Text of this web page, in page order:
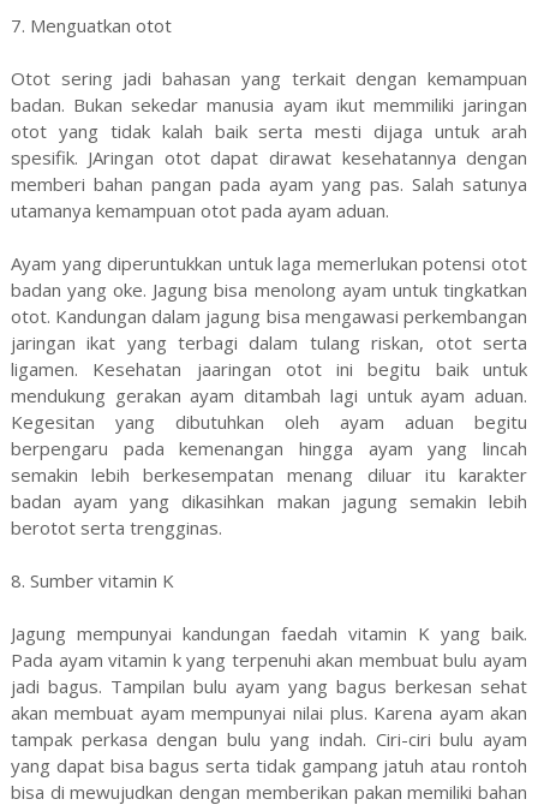
7. Menguatkan otot
Otot sering jadi bahasan yang terkait dengan kemampuan
badan. Bukan sekedar manusia ayam ikut memmiliki jaringan
otot yang tidak kalah baik serta mesti dijaga untuk arah
spesifik. JAringan otot dapat dirawat kesehatannya dengan
memberi bahan pangan pada ayam yang pas. Salah satunya
utamanya kemampuan otot pada ayam aduan.
Ayam yang diperuntukkan untuk laga memerlukan potensi otot
badan yang oke. Jagung bisa menolong ayam untuk tingkatkan
otot. Kandungan dalam jagung bisa mengawasi perkembangan
jaringan ikat yang terbagi dalam tulang riskan, otot serta
ligamen. Kesehatan jaaringan otot ini begitu baik untuk
mendukung gerakan ayam ditambah lagi untuk ayam aduan.
Kegesitan yang dibutuhkan oleh ayam aduan begitu
berpengaru pada kemenangan hingga ayam yang lincah
semakin lebih berkesempatan menang diluar itu karakter
badan ayam yang dikasihkan makan jagung semakin lebih
berotot serta trengginas.
8. Sumber vitamin K
Jagung mempunyai kandungan faedah vitamin K yang baik.
Pada ayam vitamin k yang terpenuhi akan membuat bulu ayam
jadi bagus. Tampilan bulu ayam yang bagus berkesan sehat
akan membuat ayam mempunyai nilai plus. Karena ayam akan
tampak perkasa dengan bulu yang indah. Ciri-ciri bulu ayam
yang dapat bisa bagus serta tidak gampang jatuh atau rontoh
bisa di mewujudkan dengan memberikan pakan memiliki bahan